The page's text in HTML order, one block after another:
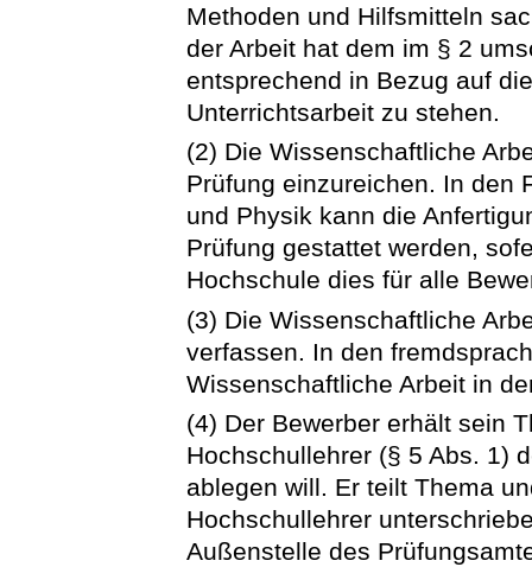
Methoden und Hilfsmitteln
der Arbeit hat dem im § 2
entsprechend in Bezug auf
Unterrichtsarbeit zu stehen.
(2) Die Wissenschaftliche
Prüfung einzureichen. In den
und Physik kann die
Prüfung gestattet werden,
Hochschule dies für alle
(3) Die Wissenschaftliche
verfassen. In den
Wissenschaftliche Arbeit in
(4) Der Bewerber erhält sein
Hochschullehrer (§ 5 Abs. 1)
ablegen will. Er teilt Thema
Hochschullehrer
Außenstelle des